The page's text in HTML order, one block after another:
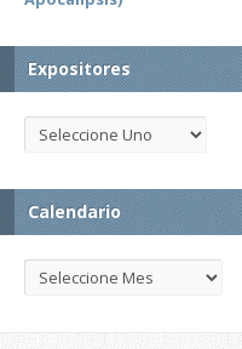
Expositores
Calendario